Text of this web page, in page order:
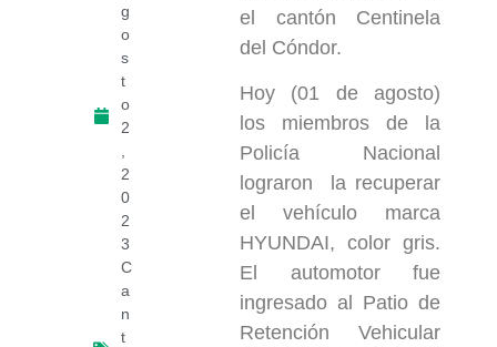
g
o
s
t
o
2
2
0
2
3
C
a
n
t
el cantón Centinela
del Cóndor.
Hoy (01 de agosto)
los miembros de la
Policía Nacional
lograron la recuperar
el vehículo marca
HYUNDAI, color gris.
El automotor fue
ingresado al Patio de
Retención Vehicular